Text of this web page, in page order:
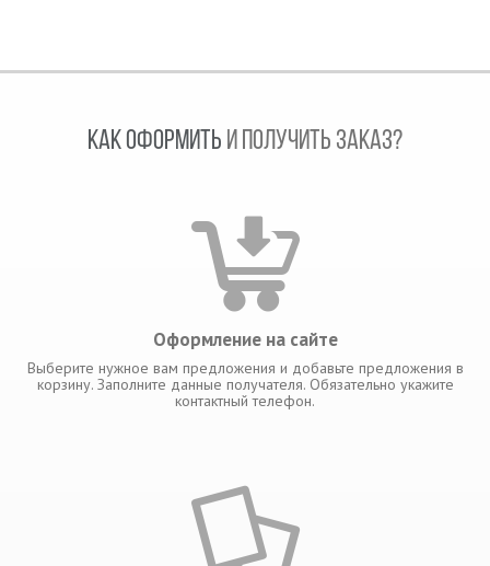
КАК ОФОРМИТЬ И ПОЛУЧИТЬ ЗАКАЗ?
Оформление на сайте
Выберите нужное вам предложения и добавьте предложения в
корзину. Заполните данные получателя. Обязательно укажите
контактный телефон.